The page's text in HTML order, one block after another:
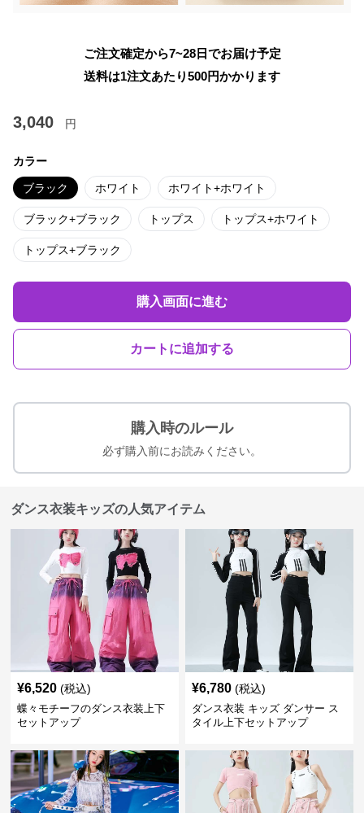
ご注文確定から7~28日でお届け予定
送料は1注文あたり500円かかります
3,040 円
カラー
ブラック ホワイト ホワイト+ホワイト
ブラック+ブラック トップス トップス+ホワイト
トップス+ブラック
購入画面に進む
カートに追加する
購入時のルール
必ず購入前にお読みください。
ダンス衣装キッズの人気アイテム
¥6,520 (税込)
蝶々モチーフのダンス衣装上下
セットアップ
¥6,780 (税込)
ダンス衣装 キッズ ダンサー ス
タイル上下セットアップ